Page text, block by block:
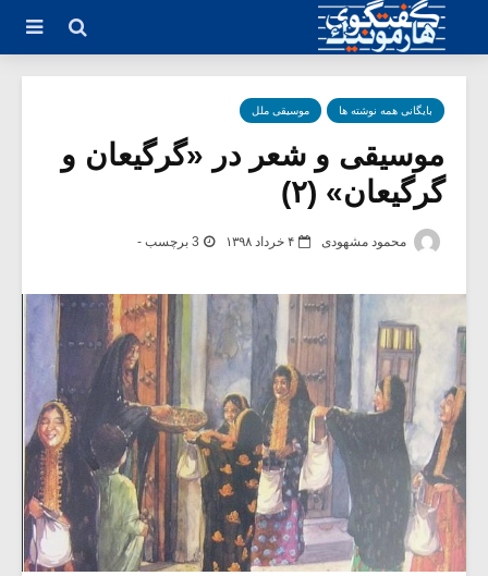
بایگانی همه نوشته ها موسیقی ملل
موسیقی و شعر در «گرگیعان و
گرگیعان» (۲)
محمود مشهودی ۴ خرداد ۱۳۹۸ 3 برچسب -